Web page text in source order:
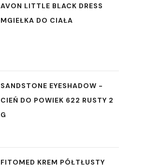
AVON LITTLE BLACK DRESS
MGIEŁKA DO CIAŁA
SANDSTONE EYESHADOW -
CIEŃ DO POWIEK 622 RUSTY 2
G
FITOMED KREM PÓŁTŁUSTY